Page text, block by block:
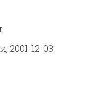
ремонт и
органов на
независимо от их
2001-12-03